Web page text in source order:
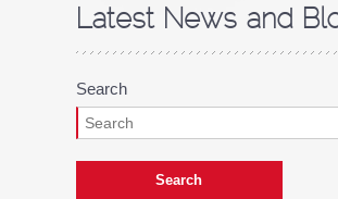
Latest News and
Search